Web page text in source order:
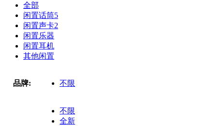
全部
闲置话筒5
闲置声卡2
闲置乐器
闲置耳机
其他闲置
品牌: 不限
不限
全新